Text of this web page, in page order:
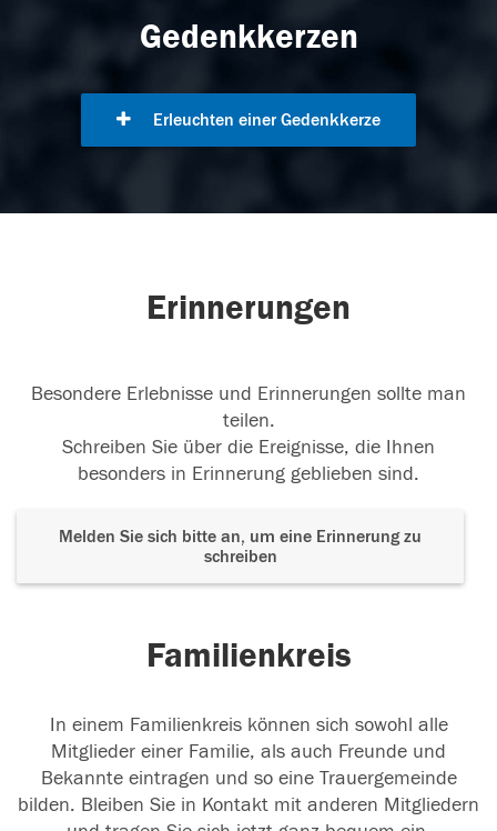
Gedenkkerzen
Erleuchten einer Gedenkkerze
Erinnerungen
Besondere Erlebnisse und Erinnerungen sollte man
teilen.
Schreiben Sie über die Ereignisse, die Ihnen
besonders in Erinnerung geblieben sind.
Melden Sie sich bitte an, um eine Erinnerung zu
schreiben
Familienkreis
In einem Familienkreis können sich sowohl alle
Mitglieder einer Familie, als auch Freunde und
Bekannte eintragen und so eine Trauergemeinde
bilden. Bleiben Sie in Kontakt mit anderen Mitgliedern